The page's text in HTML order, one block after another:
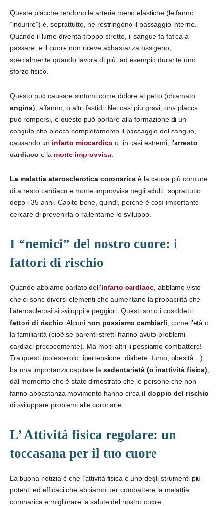
Queste placche rendono le arterie meno elastiche (le fanno
“indurire”) e, soprattutto, ne restringono il passaggio interno.
Quando il lume diventa troppo stretto, il sangue fa fatica a
passare, e il cuore non riceve abbastanza ossigeno,
specialmente quando lavora di più, ad esempio durante uno
sforzo fisico.
Questo può causare sintomi come dolore al petto (chiamato
angina), affanno, o altri fastidi. Nei casi più gravi, una placca
può rompersi, e questo può portare alla formazione di un
coagulo che blocca completamente il passaggio del sangue,
causando un infarto miocardico o, in casi estremi, l’arresto
cardiaco e la morte improvvisa
La malattia aterosclerotica coronarica è la causa più comune
di arresto cardiaco e morte improvvisa negli adulti, soprattutto
dopo i 35 anni. Capite bene, quindi, perché è così importante
cercare di prevenirla o rallentarne lo sviluppo.
I “nemici” del nostro cuore: i
fattori di rischio
Quando abbiamo parlato dell’infarto cardiaco , abbiamo visto
che ci sono diversi elementi che aumentano la probabilità che
l’aterosclerosi si sviluppi e peggiori. Questi sono i cosiddetti
fattori di rischio . Alcuni non possiamo cambiarli , come l’età o
la familiarità (cioè se parenti stretti hanno avuto problemi
cardiaci precocemente). Ma molti altri li possiamo combattere!
Tra questi (colesterolo, ipertensione, diabete, fumo, obesità…)
ha una importanza capitale la sedentarietà (o inattività fisica)
dal momento che è stato dimostrato che le persone che non
fanno abbastanza movimento hanno circa il doppio del rischio
di sviluppare problemi alle coronarie.
L’ Attività fisica regolare: un
toccasana per il tuo cuore
La buona notizia è che l’attività fisica è uno degli strumenti più
potenti ed efficaci che abbiamo per combattere la malattia
coronarica e migliorare la salute del nostro cuore.